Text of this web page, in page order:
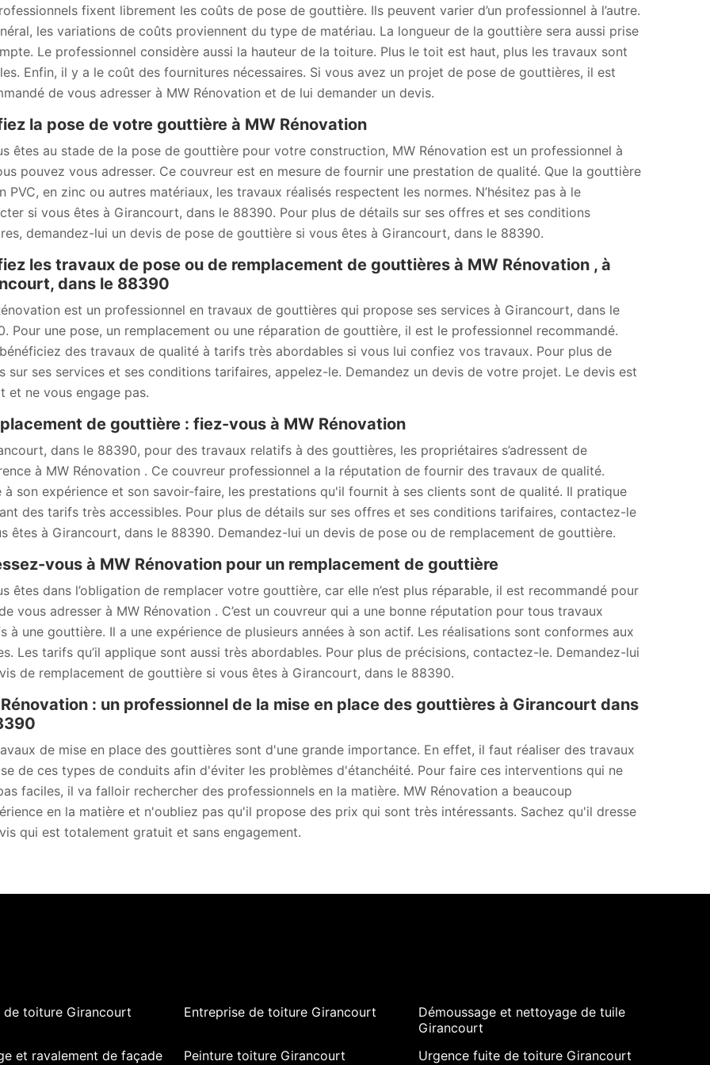
fixent librement les coûts de pose de gouttière. Ils peuvent varier d’un professionnel à l’autre.
les variations de coûts proviennent du type de matériau. La longueur de la gouttière sera aussi prise
Le professionnel considère aussi la hauteur de la toiture. Plus le toit est haut, plus les travaux sont
Enfin, il y a le coût des fournitures nécessaires. Si vous avez un projet de pose de gouttières, il est
de vous adresser à MW Rénovation et de lui demander un devis.
la pose de votre gouttière à MW Rénovation
êtes au stade de la pose de gouttière pour votre construction, MW Rénovation est un professionnel à
pouvez vous adresser. Ce couvreur est en mesure de fournir une prestation de qualité. Que la gouttière
PVC, en zinc ou autres matériaux, les travaux réalisés respectent les normes. N’hésitez pas à le
si vous êtes à Girancourt, dans le 88390. Pour plus de détails sur ses offres et ses conditions
demandez-lui un devis de pose de gouttière si vous êtes à Girancourt, dans le 88390.
les travaux de pose ou de remplacement de gouttières à MW Rénovation , à
dans le 88390
est un professionnel en travaux de gouttières qui propose ses services à Girancourt, dans le
Pour une pose, un remplacement ou une réparation de gouttière, il est le professionnel recommandé.
des travaux de qualité à tarifs très abordables si vous lui confiez vos travaux. Pour plus de
sur ses services et ses conditions tarifaires, appelez-le. Demandez un devis de votre projet. Le devis est
et ne vous engage pas.
de gouttière : fiez-vous à MW Rénovation
dans le 88390, pour des travaux relatifs à des gouttières, les propriétaires s’adressent de
à MW Rénovation . Ce couvreur professionnel a la réputation de fournir des travaux de qualité.
à son expérience et son savoir-faire, les prestations qu'il fournit à ses clients sont de qualité. Il pratique
des tarifs très accessibles. Pour plus de détails sur ses offres et ses conditions tarifaires, contactez-le
êtes à Girancourt, dans le 88390. Demandez-lui un devis de pose ou de remplacement de gouttière.
vous à MW Rénovation pour un remplacement de gouttière
êtes dans l’obligation de remplacer votre gouttière, car elle n’est plus réparable, il est recommandé pour
vous adresser à MW Rénovation . C’est un couvreur qui a une bonne réputation pour tous travaux
à une gouttière. Il a une expérience de plusieurs années à son actif. Les réalisations sont conformes aux
Les tarifs qu’il applique sont aussi très abordables. Pour plus de précisions, contactez-le. Demandez-lui
de remplacement de gouttière si vous êtes à Girancourt, dans le 88390.
: un professionnel de la mise en place des gouttières à Girancourt dans
de mise en place des gouttières sont d'une grande importance. En effet, il faut réaliser des travaux
de ces types de conduits afin d'éviter les problèmes d'étanchéité. Pour faire ces interventions qui ne
faciles, il va falloir rechercher des professionnels en la matière. MW Rénovation a beaucoup
en la matière et n'oubliez pas qu'il propose des prix qui sont très intéressants. Sachez qu'il dresse
qui est totalement gratuit et sans engagement.
de toiture Girancourt Entreprise de toiture Girancourt
Démoussage et nettoyage de tuile
Girancourt
et ravalement de façade
Peinture toiture Girancourt Urgence fuite de toiture Girancourt